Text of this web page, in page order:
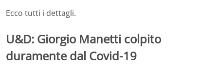
Ecco tutti i dettagli.
U&D: Giorgio Manetti colpito
duramente dal Covid-19